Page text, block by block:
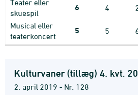
Teater eller
skuespil
6 4
Musical eller
teaterkoncert
5 5
Kulturvaner (tillæg) 4. kvt.
2. april 2019 - Nr. 128